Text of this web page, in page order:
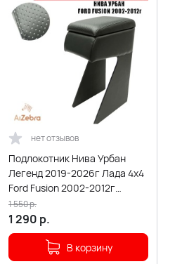
нет отзывов
Подлокотник Нива Урбан
Легенд 2019-2026г Лада 4x4
Ford Fusion 2002-2012г
экокожа
1 290 р.
1 550р.
В корзину